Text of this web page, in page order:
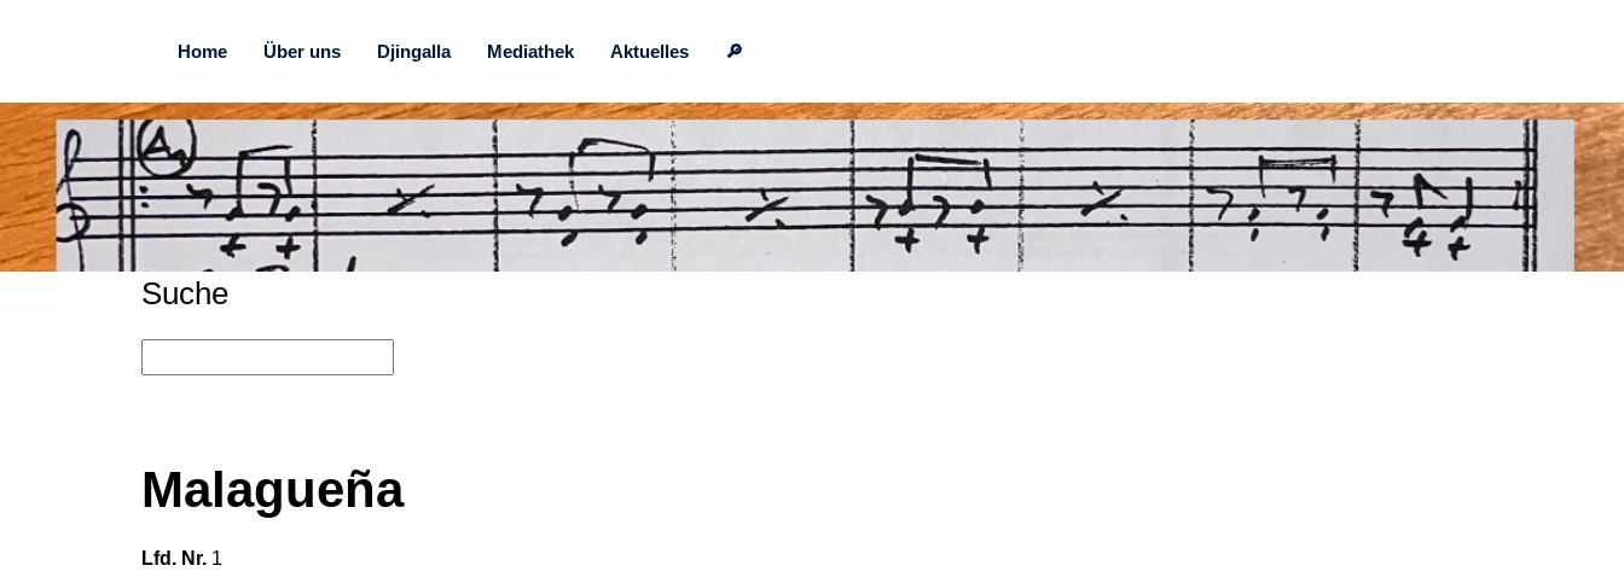
Home Über uns Djingalla Mediathek Aktuelles 🔎
Suche
Malagueña
Lfd. Nr. 1